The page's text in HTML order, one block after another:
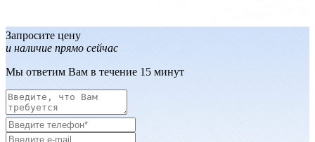
Запросите цену
и наличие прямо сейчас
Мы ответим Вам в течение 15 минут